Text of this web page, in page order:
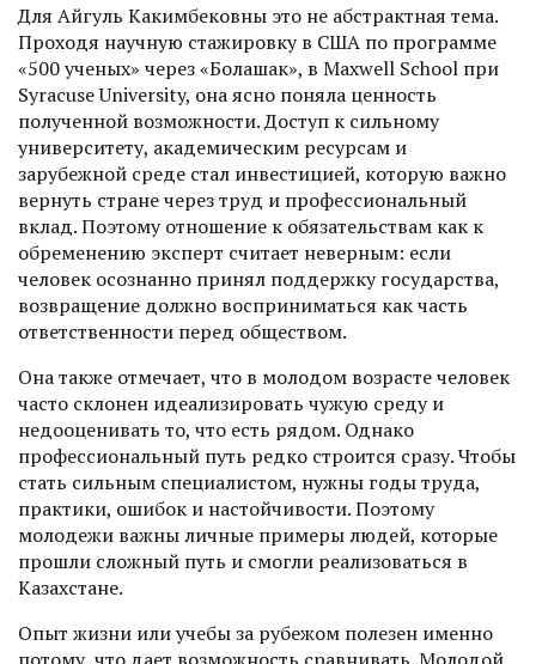
Для Айгуль Какимбековны это не абстрактная тема.
Проходя научную стажировку в США по программе
«500 ученых» через «Болашак», в Maxwell School при
Syracuse University, она ясно поняла ценность
полученной возможности. Доступ к сильному
университету, академическим ресурсам и
зарубежной среде стал инвестицией, которую важно
вернуть стране через труд и профессиональный
вклад. Поэтому отношение к обязательствам как к
обременению эксперт считает неверным: если
человек осознанно принял поддержку государства,
возвращение должно восприниматься как часть
ответственности перед обществом.
Она также отмечает, что в молодом возрасте человек
часто склонен идеализировать чужую среду и
недооценивать то, что есть рядом. Однако
профессио­нальный путь редко строится сразу. Чтобы
стать сильным специалистом, нужны годы труда,
практики, ошибок и настойчивости. Поэтому
молодежи важны личные примеры людей, которые
прошли сложный путь и смогли реализоваться в
Казахстане.
Опыт жизни или учебы за рубежом полезен именно